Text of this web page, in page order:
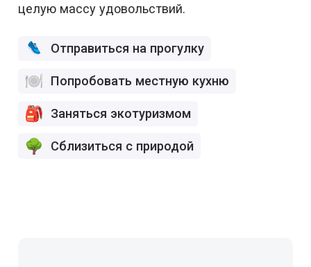
целую массу удовольствий.
Отправиться на прогулку
Попробовать местную кухню
Заняться экотуризмом
Сблизиться с природой